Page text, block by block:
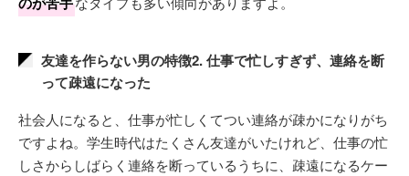
友達を作らない男の特徴2. 仕事で忙しすぎず、連絡を断
って疎遠になった
社会人になると、仕事が忙しくてつい連絡が疎かになりがち
ですよね。学生時代はたくさん友達がいたけれど、仕事の忙
しさからしばらく連絡を断っているうちに、疎遠になるケー